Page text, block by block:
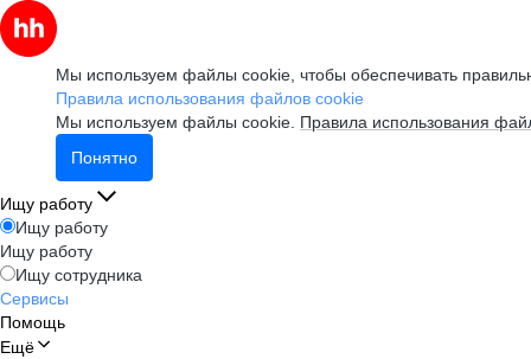
Мы используем файлы cookie, чтобы обеспечивать
Правила использования файлов cookie
Мы используем файлы cookie. Правила использования
Понятно
Ищу работу
Ищу работу
Ищу работу
Ищу сотрудника
Сервисы
Помощь
Ещё